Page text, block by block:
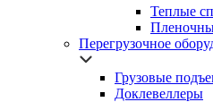
Теплые
Перегрузочное
Грузовые
Доклевеллеры